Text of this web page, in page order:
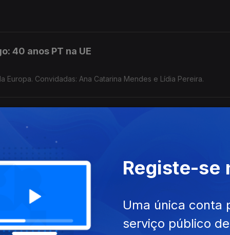
40 anos PT na UE
Convidadas: Ana Catarina Mendes e Lídia Pereira.
Registe-se
Uma única conta
serviço público